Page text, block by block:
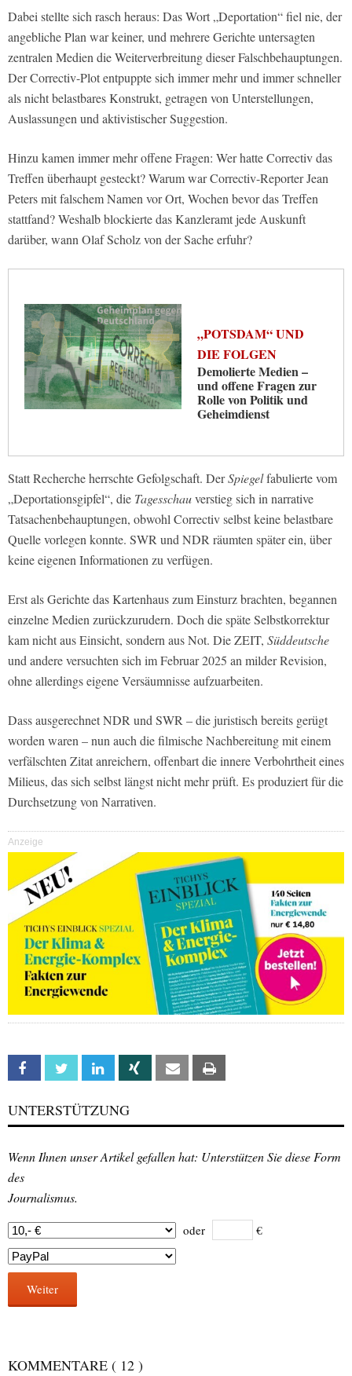
Dabei stellte sich rasch heraus: Das Wort „Deportation“ fiel nie, der
angebliche Plan war keiner, und mehrere Gerichte untersagten
zentralen Medien die Weiterverbreitung dieser Falschbehauptungen.
Der Correctiv-Plot entpuppte sich immer mehr und immer schneller
als nicht belastbares Konstrukt, getragen von Unterstellungen,
Auslassungen und aktivistischer Suggestion.
Hinzu kamen immer mehr offene Fragen: Wer hatte Correctiv das
Treffen überhaupt gesteckt? Warum war Correctiv-Reporter Jean
Peters mit falschem Namen vor Ort, Wochen bevor das Treffen
stattfand? Weshalb blockierte das Kanzleramt jede Auskunft
darüber, wann Olaf Scholz von der Sache erfuhr?
„POTSDAM“ UND
DIE FOLGEN
Demolierte Medien –
und offene Fragen zur
Rolle von Politik und
Geheimdienst
Statt Recherche herrschte Gefolgschaft. DerSpiegelfabulierte vom
„Deportationsgipfel“, die Tagesschauverstieg sich in narrative
Tatsachenbehauptungen, obwohl Correctiv selbst keine belastbare
Quelle vorlegen konnte. SWR und NDR räumten später ein, über
keine eigenen Informationen zu verfügen.
Erst als Gerichte das Kartenhaus zum Einsturz brachten, begannen
einzelne Medien zurückzurudern. Doch die späte Selbstkorrektur
kam nicht aus Einsicht, sondern aus Not. Die ZEIT, Süddeutsche
und andere versuchten sich im Februar 2025 an milder Revision,
ohne allerdings eigene Versäumnisse aufzuarbeiten.
Dass ausgerechnet NDR und SWR – die juristisch bereits gerügt
worden waren – nun auch die filmische Nachbereitung mit einem
verfälschten Zitat anreichern, offenbart die innere Verbohrtheit eines
Milieus, das sich selbst längst nicht mehr prüft. Es produziert für die
Durchsetzung von Narrativen.
Anzeige
Facebook Twitter Linkedin Xing Email
UNTERSTÜTZUNG
Wenn Ihnen unser Artikel gefallen hat: Unterstützen Sie diese Form
des
Journalismus.
oder €
Weiter
KOMMENTARE ( 12 )